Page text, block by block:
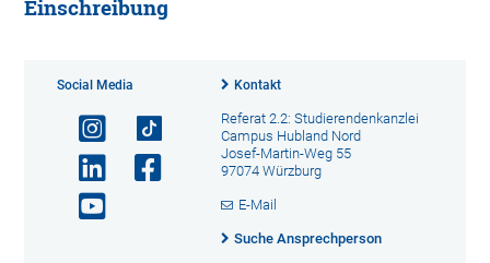
Einschreibung
Social Media Kontakt
Referat 2.2: Studierendenkanzlei
Campus Hubland Nord
Josef-Martin-Weg 55
97074 Würzburg
E-Mail
Suche Ansprechperson